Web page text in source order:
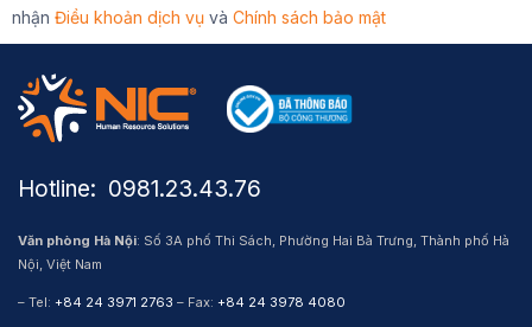
nhận Điều khoản dịch vụ và Chính sách bảo mật
Hotline: ​ 0981.23.43.76
Văn phòng Hà Nội: Số 3A phố Thi Sách, Phường Hai Bà Trưng, Thành phố Hà
Nội, Việt Nam
– Tel: +84 24 3971 2763 – Fax: +84 24 3978 4080